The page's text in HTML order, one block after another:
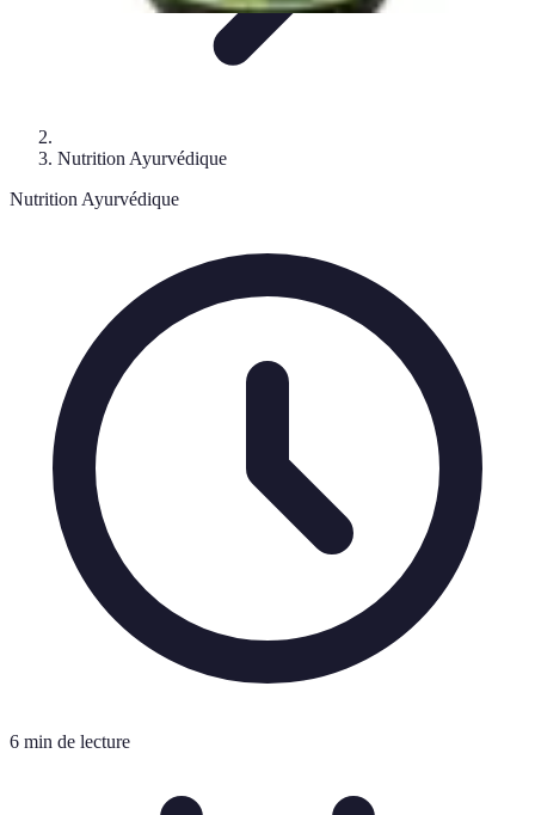
Nutrition Ayurvédique
Nutrition Ayurvédique
6 min de lecture